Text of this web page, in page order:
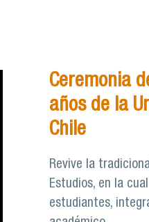
Ceremonia
años de la
Chile
Revive la
Estudios, en la
estudiantes,